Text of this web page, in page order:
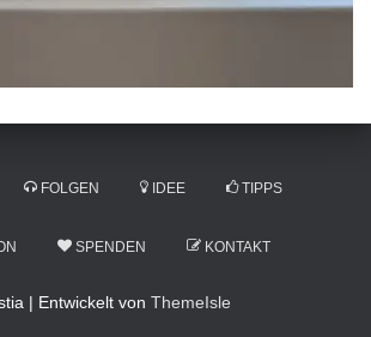
FOLGEN IDEE TIPPS
SPENDEN KONTAKT
| Entwickelt von ThemeIsle